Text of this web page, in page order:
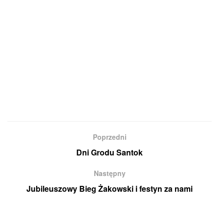
Poprzedni
Dni Grodu Santok
Następny
Jubileuszowy Bieg Żakowski i festyn za nami